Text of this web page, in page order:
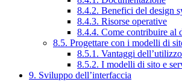
8.4.2. Benefici del design
8.4.3. Risorse operative
8.4.4. Come contribuire al
8.5. Progettare con i modelli di
8.5.1. Vantaggi
8.5.2. I modelli di sito e
9. Sviluppo dell’interfaccia